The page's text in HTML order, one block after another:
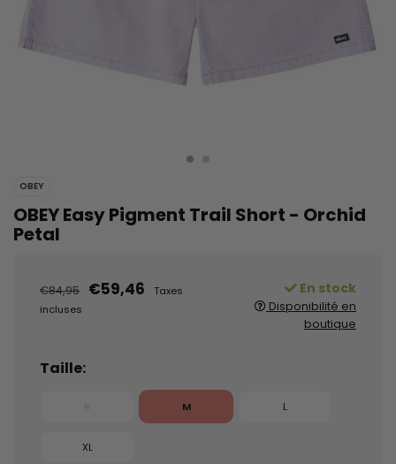
OBEY
OBEY Easy Pigment Trail Short - Orchid
Petal
€84,95 €59,46
Taxes
incluses
En stock
Disponibilité en
boutique
Taille:
M L
XL